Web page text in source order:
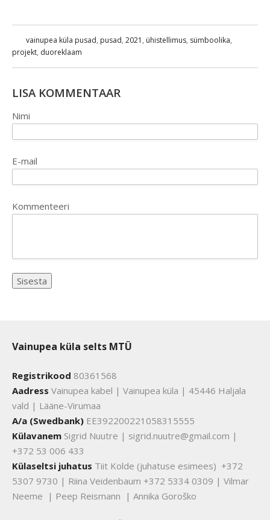
vainupea küla pusad, pusad, 2021 , ühistellimus, sümboolika,
projekt, duoreklaam
LISA KOMMENTAAR
Nimi
E-mail
Kommenteeri
Vainupea küla selts MTÜ
Registrikood 80361568
Aadress Vainupea kabel | Vainupea küla | 45446 Haljala
vald | Lääne-Virumaa
A/a (Swedbank) EE392200221058315555
Külavanem Sigrid Nuutre | sigrid.nuutre@gmail.com |
+372 53 006 433
Külaseltsi juhatus Tiit Kolde (juhatuse esimees) +372
5307 9730 | Riina Veidenbaum +372 5334 0309 | Vilmar
Neeme | Peep Reismann | Annika Goroško